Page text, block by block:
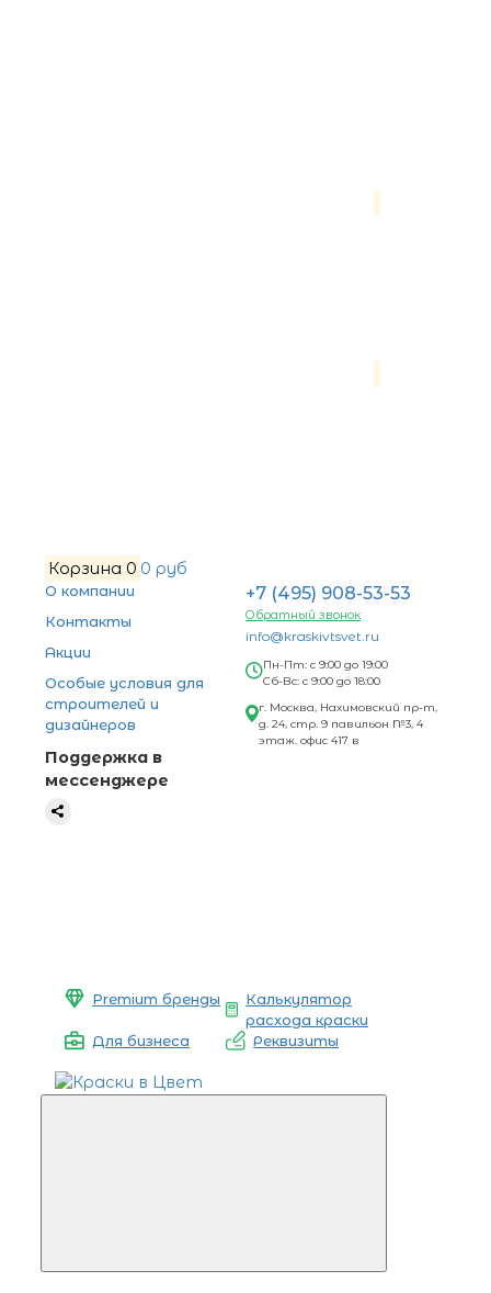
Корзина 0 0 руб
О компании
Контакты
Акции
Особые условия для
строителей и
дизайнеров
Поддержка в
мессенджере
+7 (495) 908-53-53
Обратный звонок
info@kraskivtsvet.ru
Пн-Пт: с 9:00 до 19:00
Сб-Вс: с 9:00 до 18:00
г. Москва, Нахимовский пр-т,
д. 24, стр. 9 павильон №3, 4
этаж. офис 417 в
Premium бренды
Калькулятор
расхода краски
Для бизнеса
Реквизиты